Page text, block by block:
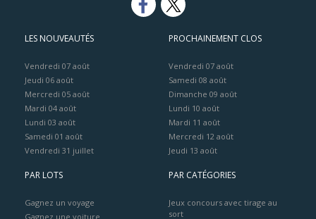
LES NOUVEAUTÉS
Vendredi 07 août
Jeudi 06 août
Mercredi 05 août
Mardi 04 août
Lundi 03 août
Samedi 01 août
Vendredi 31 juillet
PROCHAINEMENT CLOS
Vendredi 07 août
Samedi 08 août
Dimanche 09 août
Lundi 10 août
Mardi 11 août
Mercredi 12 août
Jeudi 13 août
PAR LOTS
Gagnez un voyage
Gagnez une voiture
PAR CATÉGORIES
Jeux concours avec tirage au
sort